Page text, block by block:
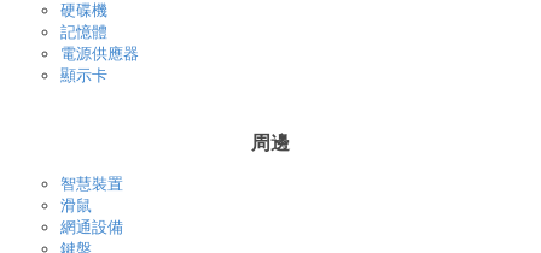
硬碟機
記憶體
電源供應器
顯示卡
周邊
智慧裝置
滑鼠
網通設備
鍵盤